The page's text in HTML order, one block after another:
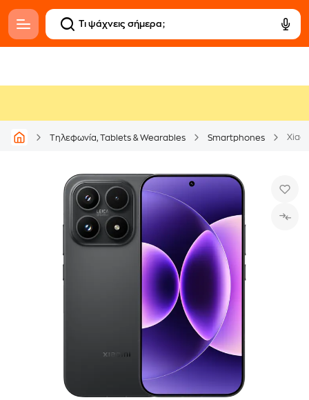
Τηλεφωνία, Tablets & Wearables Smartphones